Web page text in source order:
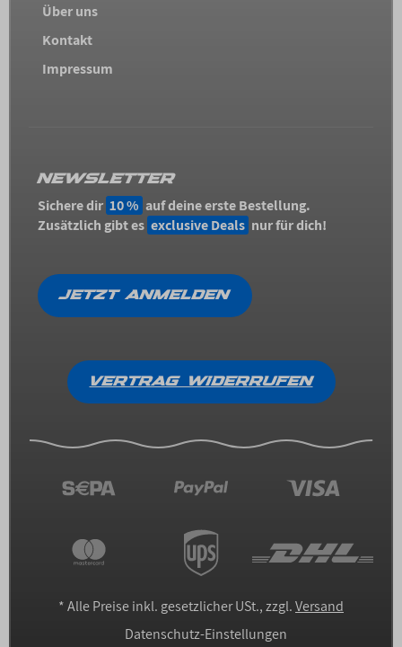
Über uns
Kontakt
Impressum
NEWSLETTER
Sichere dir 10 % auf deine erste Bestellung.
Zusätzlich gibt es exclusive Deals nur für dich!
JETZT ANMELDEN
VERTRAG WIDERRUFEN
*Alle Preise inkl. gesetzlicher USt., zzgl.Versand
Datenschutz-Einstellungen